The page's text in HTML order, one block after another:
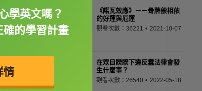
《諾瓦效應》－－骨牌般相依
的好運與厄運
觀看次數：36221 2021-10-07
在眾目睽睽下違反蠢法律會發
生什麼事？
觀看次數：26540 2022-05-18
學英文嗎？
確的學習計畫
情